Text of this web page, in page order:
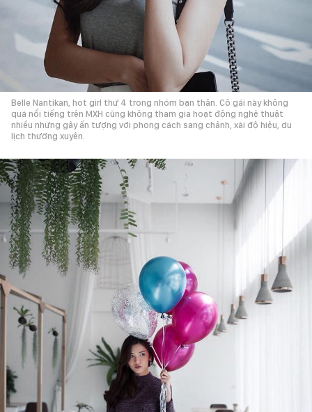
Belle Nantikan, hot girl thứ 4 trong nhóm bạn thân. Cô gái này không
quá nổi tiếng trên MXH cũng không tham gia hoạt động nghệ thuật
nhiều nhưng gây ấn tượng với phong cách sang chảnh, xài độ hiệu, du
lịch thường xuyên.